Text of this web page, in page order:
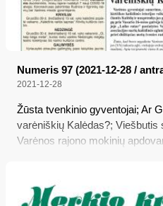
Numeris 97 (2021-12-28 /
2021-12-28
Žūsta tvenkinio gyventojai; Ar
varėniškių Kalėdas?; Viešbutis
Varėnos rajono mokinių